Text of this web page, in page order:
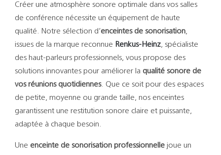
À propos
Support
Créer une atmosphère sonore optimale dans vos salles
de conférence nécessite un équipement de haute
qualité. Notre sélection d’enceintes de sonorisation,
issues de la marque reconnue Renkus-Heinz, spécialiste
des haut-parleurs professionnels, vous propose des
solutions innovantes pour améliorer la qualité sonore de
vos réunions quotidiennes. Que ce soit pour des espaces
de petite, moyenne ou grande taille, nos enceintes
garantissent une restitution sonore claire et puissante,
adaptée à chaque besoin.
Une enceinte de sonorisation professionnelle joue un